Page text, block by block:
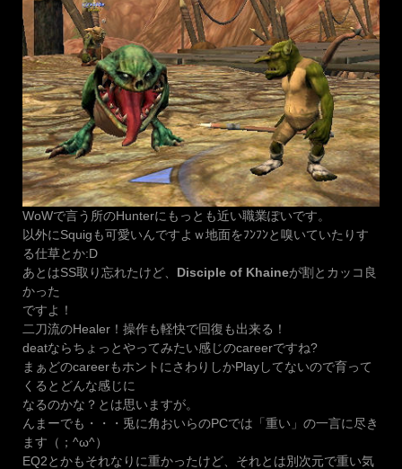
WoWで言う所のHunterにもっとも近い職業ぽいです。
以外にSquigも可愛いんですよｗ地面をﾌﾝﾌﾝと嗅いていたりす
る仕草とか:D
あとはSS取り忘れたけど、 Disciple of Khaineが割とカッコ良
かった
ですよ！
二刀流のHealer！操作も軽快で回復も出来る！
deatならちょっとやってみたい感じのcareerですね?
まぁどのcareerもホントにさわりしかPlayしてないので育って
くるとどんな感じに
なるのかな？とは思いますが。
んまーでも・・・兎に角おいらのPCでは「重い」の一言に尽き
ます（；^ω^）
EQ2とかもそれなりに重かったけど、それとは別次元で重い気